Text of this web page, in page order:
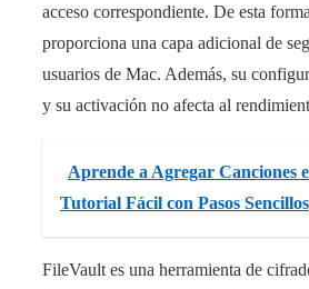
acceso correspondiente. De esta
proporciona una capa adicional de
usuarios de Mac. Además, su
y su activación no afecta al
Aprende a Agregar Canciones
Tutorial Fácil con Pasos Sencillos
FileVault es una herramienta de